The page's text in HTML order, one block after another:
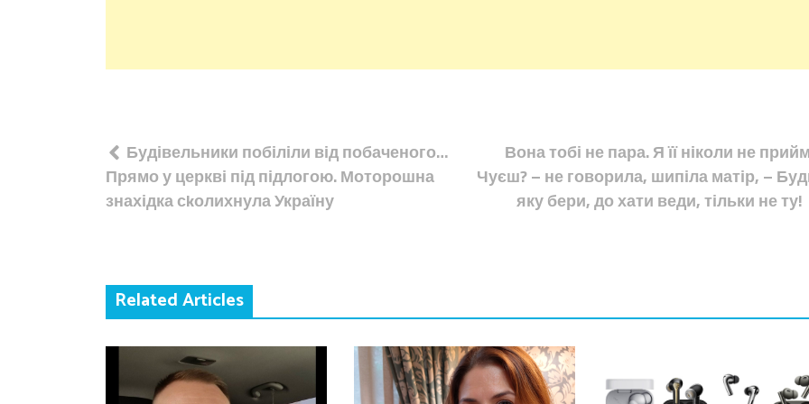
Навігація
записів
Будівельники побіліли від побаченого…
Прямо у церкві під підлогою. Моторошна
знахідка сkолихнула Україну
Вона тобі не пара. Я її ніколи не
Чуєш? – не говорила, шипіла матір, –
яку бери, до хати веди, тільки не ту!
Related Articles